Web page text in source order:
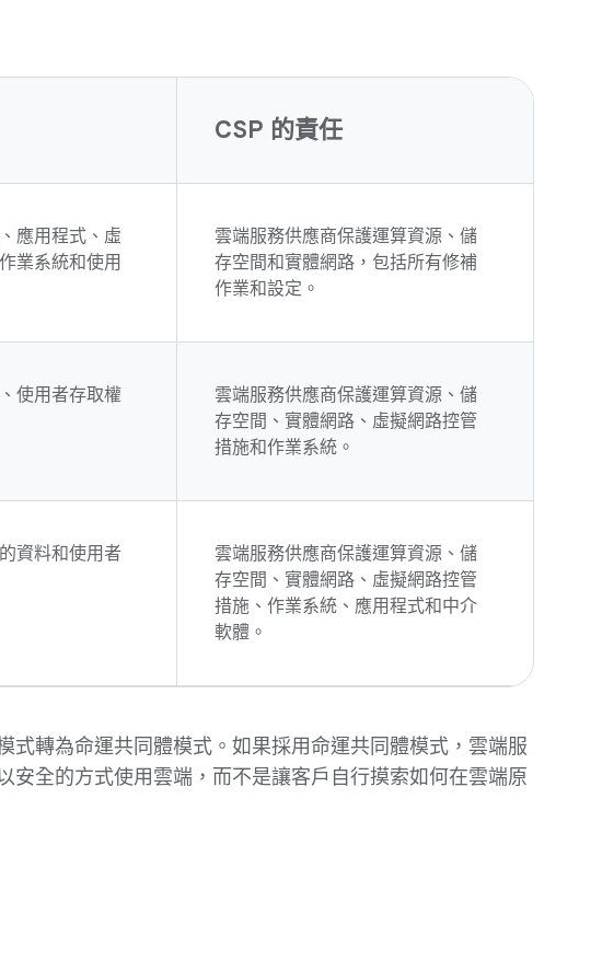
CSP 的責任
應用程式、虛
業系統和使用
雲端服務供應商保護運算資源、儲
存空間和實體網路，包括所有修補
作業和設定。
使用者存取權
雲端服務供應商保護運算資源、儲
存空間、實體網路、虛擬網路控管
措施和作業系統。
資料和使用者
雲端服務供應商保護運算資源、儲
存空間、實體網路、虛擬網路控管
措施、作業系統、應用程式和中介
軟體。
轉為命運共同體模式。如果採用命運共同體模式，雲端服
全的方式使用雲端，而不是讓客戶自行摸索如何在雲端原